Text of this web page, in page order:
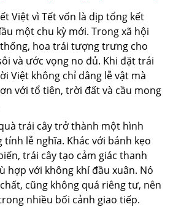
Việt vì Tết vốn là dịp tổng kết
một chu kỳ mới. Trong xã hội
hoa trái tượng trưng cho
và ước vọng no đủ. Khi đặt trái
Việt không chỉ dâng lễ vật mà
với tổ tiên, trời đất và cầu mong
trái cây trở thành một hình
lễ nghĩa. Khác với bánh kẹo
trái cây tạo cảm giác thanh
hợp với không khí đầu xuân. Nó
cũng không quá riêng tư, nên
nhiều bối cảnh giao tiếp.